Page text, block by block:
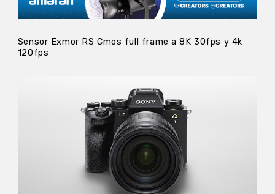
Sensor Exmor RS Cmos full frame a 8K 30fps y 4k
120fps